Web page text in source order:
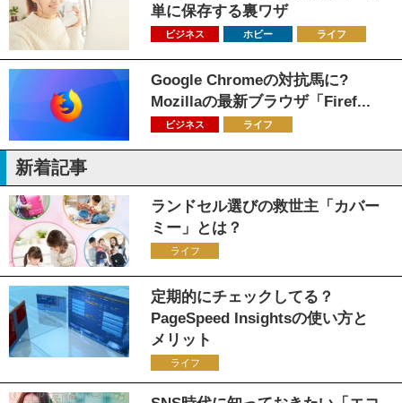
単に保存する裏ワザ
ビジネス ホビー ライフ
Google Chromeの対抗馬に?
Mozillaの最新ブラウザ「Firef...
ビジネス ライフ
新着記事
ランドセル選びの救世主「カバー
ミー」とは？
ライフ
定期的にチェックしてる？
PageSpeed Insightsの使い方と
メリット
ライフ